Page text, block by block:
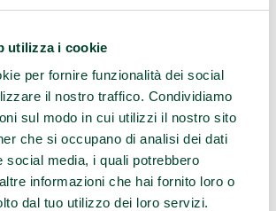
utilizza i cookie
per fornire funzionalità dei social
il nostro traffico. Condividiamo
sul modo in cui utilizzi il nostro sito
che si occupano di analisi dei dati
social media, i quali potrebbero
informazioni che hai fornito loro o
dal tuo utilizzo dei loro servizi.
a familiari, caregiver e
.
da un percorso di co-
tra Ausl Romagna e Terzo
di promuovere il
e relazionale, favorire
sostenere la partecipazione